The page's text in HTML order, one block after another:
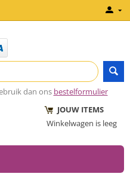
dan ons bestelformulier
JOUW ITEMS
Winkelwagen is leeg